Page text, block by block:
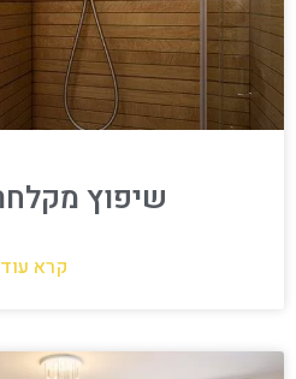
שיפוץ
קרא